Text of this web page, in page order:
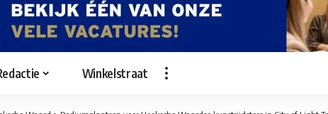
Winkelstraat